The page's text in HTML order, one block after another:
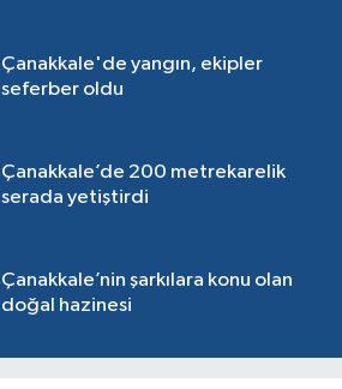
Çanakkale'de yangın, ekipler
seferber oldu
Çanakkale’de 200 metrekarelik
serada yetiştirdi
Çanakkale’nin şarkılara konu olan
doğal hazinesi